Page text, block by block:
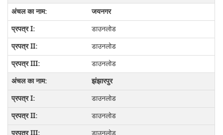
जयनगर
डाउनलोड
डाउनलोड
डाउनलोड
झंझारपुर
डाउनलोड
डाउनलोड